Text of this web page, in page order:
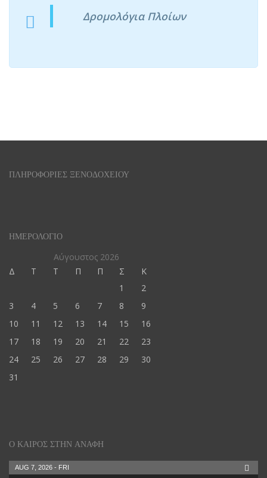
Δρομολόγια Πλοίων
ΠΛΗΡΟΦΟΡΙΕΣ ΞΕΝΟΔΟΧΕΙΟΥ
ΗΜΕΡΟΛΌΓΙΟ
Αύγουστος 2026
Δ
Τ Τ Π Π Σ
Κ
1
2
3
4 5 6 7 8
9
10
11 12 13 14 15
16
17
18 19 20 21 22
23
24
25 26 27 28 29
30
31
Ο ΚΑΙΡΌΣ ΣΤΗΝ ΑΝΆΦΗ
AUG 7, 2026 - FRI